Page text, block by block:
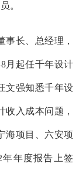
员。
事长、总经理 ，
月起任千年设计
文强知悉千年设
收入成本问题 ，
海项目、六安项
年年度报告上签